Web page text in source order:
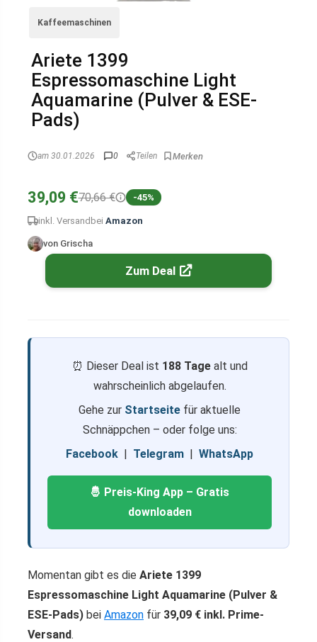
Kaffeemaschinen
Ariete 1399
Espressomaschine Light
Aquamarine (Pulver & ESE-
Pads)
am 30.01.2026 0 Teilen
39,09 €70,66 € -45%
inkl. Versand bei Amazon
von Grischa
Zum Deal
⏰ Dieser Deal ist 188 Tagealt und
wahrscheinlich abgelaufen.
Gehe zur Startseite für aktuelle
Schnäppchen – oder folge uns:
Facebook | Telegram | WhatsApp
🤴 Preis-King App – Gratis
downloaden
Momentan gibt es die Ariete 1399
Espressomaschine Light Aquamarine (Pulver &
ESE-Pads) bei Amazon für 39,09 € inkl. Prime-
Versand.